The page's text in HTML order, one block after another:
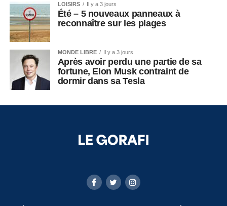
LOISIRS Il y a 3 jours
Été – 5 nouveaux panneaux à
reconnaître sur les plages
MONDE LIBRE Il y a 3 jours
Après avoir perdu une partie de sa
fortune, Elon Musk contraint de
dormir dans sa Tesla